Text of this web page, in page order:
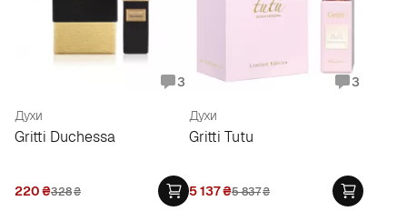
3
Духи
Gritti Duchessa
220₴328₴
3
Духи
Gritti Tutu
5 137₴5 837₴